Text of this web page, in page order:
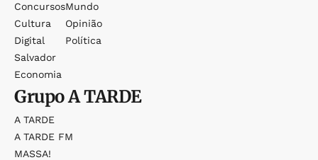
Concursos
Cultura
Digital
Salvador
Economia
Mundo
Opinião
Política
GrupoA TARDE
A TARDE
A TARDE FM
MASSA!